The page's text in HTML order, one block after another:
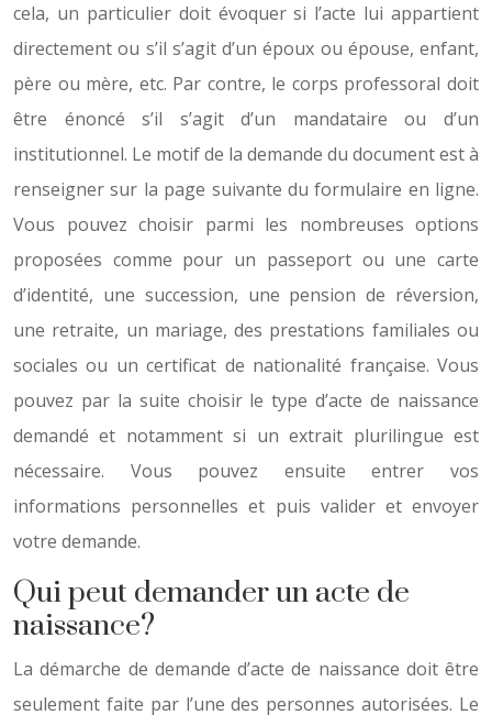
cela, un particulier doit évoquer si l’acte lui appartient
directement ou s’il s’agit d’un époux ou épouse, enfant,
père ou mère, etc. Par contre, le corps professoral doit
être énoncé s’il s’agit d’un mandataire ou d’un
institutionnel. Le motif de la demande du document est à
renseigner sur la page suivante du formulaire en ligne.
Vous pouvez choisir parmi les nombreuses options
proposées comme pour un passeport ou une carte
d’identité, une succession, une pension de réversion,
une retraite, un mariage, des prestations familiales ou
sociales ou un certificat de nationalité française. Vous
pouvez par la suite choisir le type d’acte de naissance
demandé et notamment si un extrait plurilingue est
nécessaire. Vous pouvez ensuite entrer vos
informations personnelles et puis valider et envoyer
votre demande.
Qui peut demander un acte de
naissance?
La démarche de demande d’acte de naissance doit être
seulement faite par l’une des personnes autorisées. Le